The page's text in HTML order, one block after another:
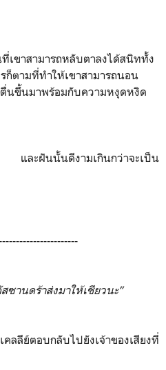
เขาสามารถหลับตาลงได้สนิททั้ง
ตามที่ทำให้เขาสามารถนอน
นขึ้นมาพร้อมกับความหงุดหงิด
และฝันนั้นดีงามเกินกว่าจะเป็น
านดร้าส่งมาให้เชียวนะ”
ลลีย์ตอบกลับไปยังเจ้าของเสียงที่